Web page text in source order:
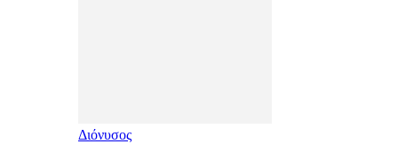
Διόνυσος